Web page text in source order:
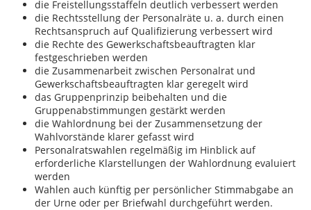
die Freistellungsstaffeln deutlich verbessert werden
die Rechtsstellung der Personalräte u. a. durch einen
Rechtsanspruch auf Qualifizierung verbessert wird
die Rechte des Gewerkschaftsbeauftragten klar
festgeschrieben werden
die Zusammenarbeit zwischen Personalrat und
Gewerkschaftsbeauftragten klar geregelt wird
das Gruppenprinzip beibehalten und die
Gruppenabstimmungen gestärkt werden
die Wahlordnung bei der Zusammensetzung der
Wahlvorstände klarer gefasst wird
Personalratswahlen regelmäßig im Hinblick auf
erforderliche Klarstellungen der Wahlordnung evaluiert
werden
Wahlen auch künftig per persönlicher Stimmabgabe an
der Urne oder per Briefwahl durchgeführt werden.